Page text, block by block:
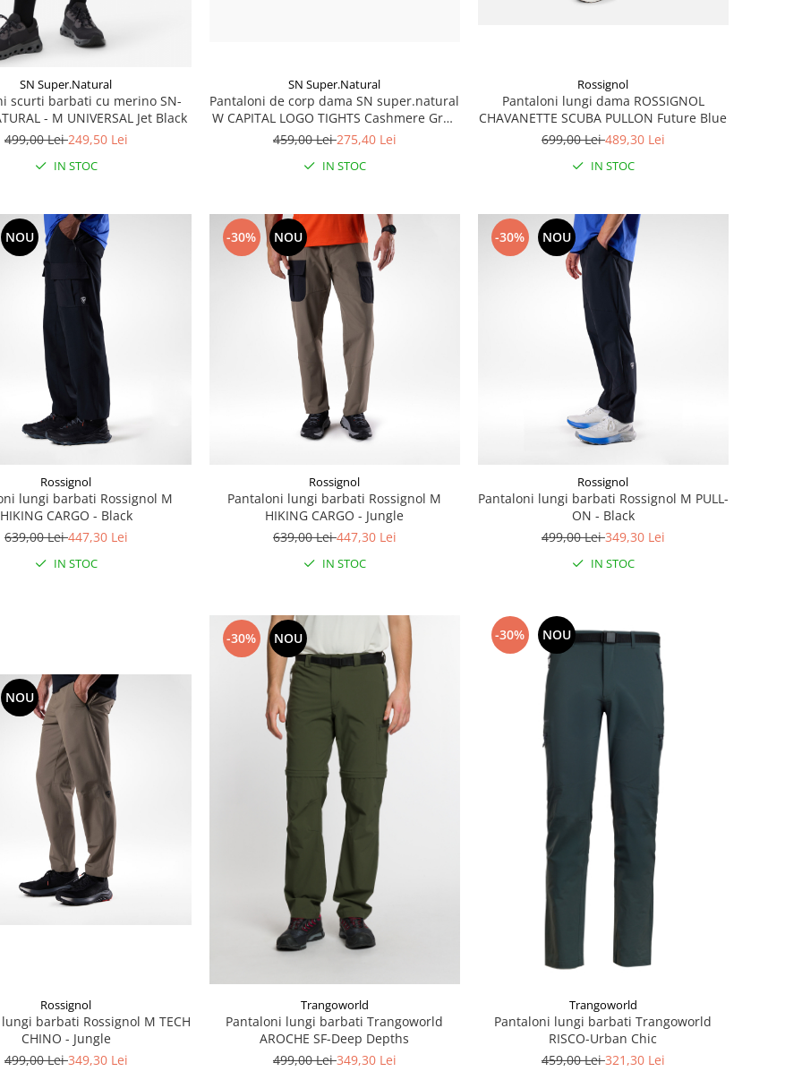
SN Super.Natural
scurti barbati cu merino SN-
- M UNIVERSAL Jet Black
499,00 Lei249,50 Lei
IN STOC
SN Super.Natural
Pantaloni de corp dama SN super.natural
W CAPITAL LOGO TIGHTS Cashmere Grey
Melange/Jet Black
459,00 Lei275,40 Lei
IN STOC
Rossignol
Pantaloni lungi dama ROSSIGNOL
CHAVANETTE SCUBA PULLON Future Blue
699,00 Lei489,30 Lei
IN STOC
NOU
Rossignol
lungi barbati Rossignol M
HIKING CARGO - Black
639,00 Lei447,30 Lei
IN STOC
-30% NOU
Rossignol
Pantaloni lungi barbati Rossignol M
HIKING CARGO - Jungle
639,00 Lei447,30 Lei
IN STOC
-30% NOU
Rossignol
Pantaloni lungi barbati Rossignol M PULL-
ON - Black
499,00 Lei349,30 Lei
IN STOC
NOU
Rossignol
barbati Rossignol M TECH
CHINO - Jungle
499,00 Lei349,30 Lei
-30% NOU
Trangoworld
Pantaloni lungi barbati Trangoworld
AROCHE SF-Deep Depths
499,00 Lei349,30 Lei
-30% NOU
Trangoworld
Pantaloni lungi barbati Trangoworld
RISCO-Urban Chic
459,00 Lei321,30 Lei